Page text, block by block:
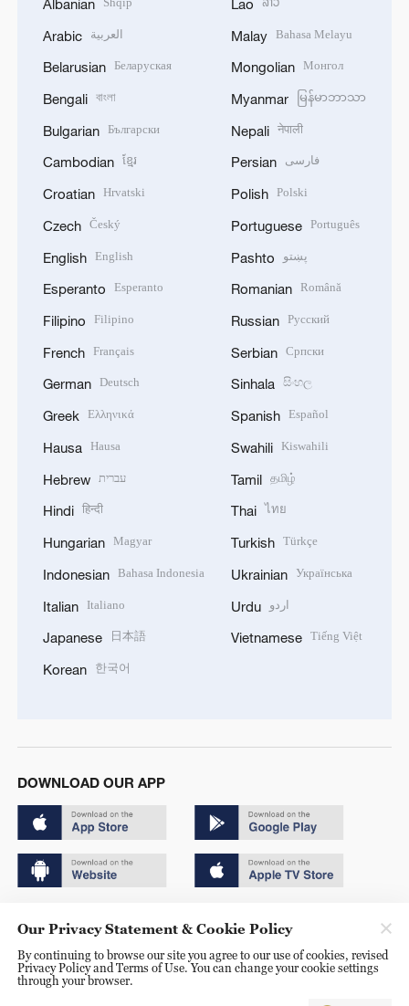
Albanian
Arabic العربية
Belarusian Беларуская
Bengali বাংলা
Bulgarian Български
Cambodian ខ្មែរ
Croatian Hrvatski
Czech Český
English English
Esperanto Esperanto
Filipino Filipino
French Français
German Deutsch
Greek Ελληνικά
Hausa Hausa
Hebrew עברית
Hindi हिन्दी
Hungarian Magyar
Indonesian Bahasa Indonesia
Italian Italiano
Japanese 日本語
Korean 한국어
Lao
Malay Bahasa Melayu
Mongolian Монгол
Myanmar မြန်မာဘာသာ
Nepali नेपाली
Persian فارسی
Polish Polski
Portuguese Português
Pashto پښتو
Romanian Română
Russian Русский
Serbian Српски
Sinhala සිංහල
Spanish Español
Swahili Kiswahili
Tamil தமிழ்
Thai ไทย
Turkish Türkçe
Ukrainian Українська
Urdu اردو
Vietnamese Tiếng Việt
DOWNLOAD OUR APP
京ICP备20000184号
京公网安备 11010502050052号
Our Privacy Statement & Cookie Policy
By continuing to browse our site you agree to our use of cookies, revised
Privacy Policy and Terms of Use. You can change your cookie settings
through your browser.